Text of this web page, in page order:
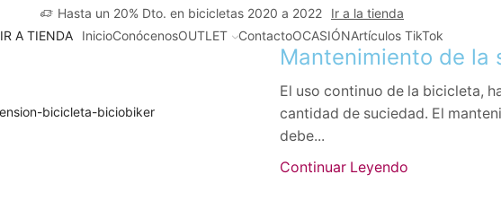
Hasta un 20% Dto. en bicicletas 2020 a 2022 Ir a la tienda
IR A TIENDA
InicioConócenosOUTLET ContactoOCASIÓNArtículos TikTok
Mantenimiento de la
El uso continuo de la bicicleta,
cantidad de suciedad. El
debe...
Continuar Leyendo